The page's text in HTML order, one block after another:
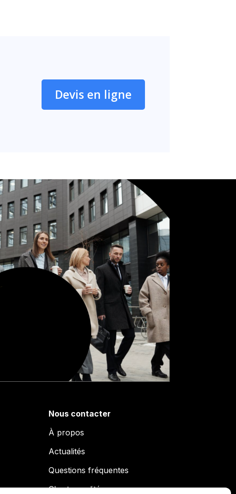
Devis en ligne
Nous contacter
À propos
Actualités
Questions fréquentes
Charte qualité